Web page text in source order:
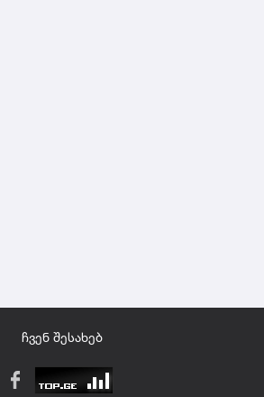
ჩვენ შესახებ